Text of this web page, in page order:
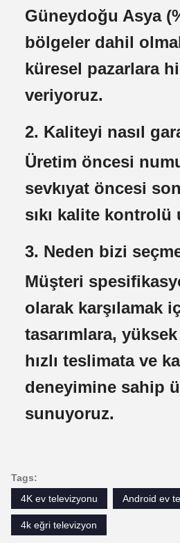
Güneydoğu Asya
bölgeler dahil
küresel pazarlara
veriyoruz.
2. Kaliteyi nasıl
Üretim öncesi
sevkıyat öncesi
sıkı kalite
3. Neden bizi
Müşteri
olarak karşılamak
tasarımlara,
hızlı teslimata ve
deneyimine sahip
sunuyoruz.
Tags:
4K ev televizyonu
Android ev
4k eğri televizyon